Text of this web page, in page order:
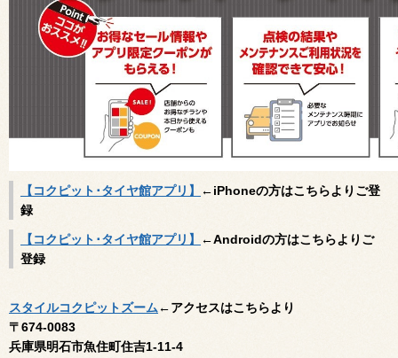
【コクピット･タイヤ館アプリ】
←iPhoneの方はこちらよりご登
録
【コクピット･タイヤ館アプリ】
←Androidの方はこちらよりご
登録
スタイルコクピットズーム←アクセスはこちらより
〒674-0083
兵庫県明石市魚住町住吉1-11-4